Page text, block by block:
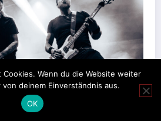
Cookies. Wenn du die Website weiter
deinem Einverständnis aus.
OK